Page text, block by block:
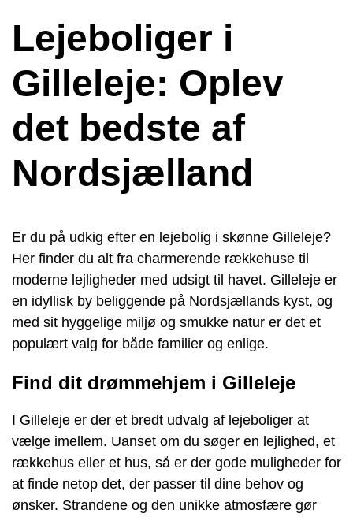
Lejeboliger i
Gilleleje: Oplev
det bedste af
Nordsjælland
Er du på udkig efter en lejebolig i skønne Gilleleje?
Her finder du alt fra charmerende rækkehuse til
moderne lejligheder med udsigt til havet. Gilleleje er
en idyllisk by beliggende på Nordsjællands kyst, og
med sit hyggelige miljø og smukke natur er det et
populært valg for både familier og enlige.
Find dit drømmehjem i Gilleleje
I Gilleleje er der et bredt udvalg af lejeboliger at
vælge imellem. Uanset om du søger en lejlighed, et
rækkehus eller et hus, så er der gode muligheder for
at finde netop det, der passer til dine behov og
ønsker. Strandene og den unikke atmosfære gør